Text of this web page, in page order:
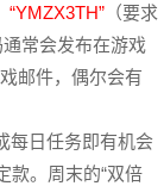
“YMZX3TH” （要求
常会发布在游戏
邮件，偶尔会有
每日任务即有机会
款。周末的“双倍